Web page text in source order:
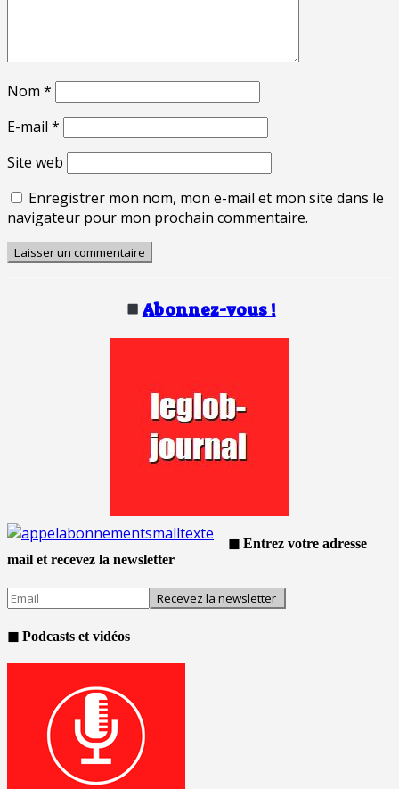
Nom *
E-mail *
Site web
Enregistrer mon nom, mon e-mail et mon site dans le
navigateur pour mon prochain commentaire.
Abonnez-vous !
◼ Entrez votre adresse
mail et recevez la newsletter
◼ Podcasts et vidéos